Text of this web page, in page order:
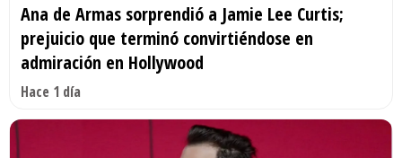
Ana de Armas sorprendió a Jamie Lee Curtis;
prejuicio que terminó convirtiéndose en
admiración en Hollywood
Hace 1 día